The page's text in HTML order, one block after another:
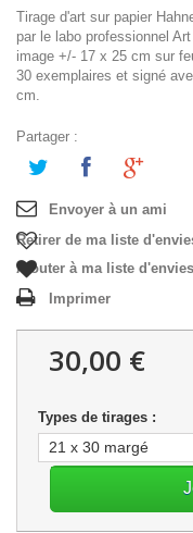
Tirage d'art sur papier
par le labo professionnel
image +/- 17 x 25 cm sur
30 exemplaires et signé
cm.
Partager :
Envoyer à un ami
Retirer de ma liste
Ajouter à ma liste d'envies
Imprimer
30,00 €
Types de tirages :
21 x 30 margé